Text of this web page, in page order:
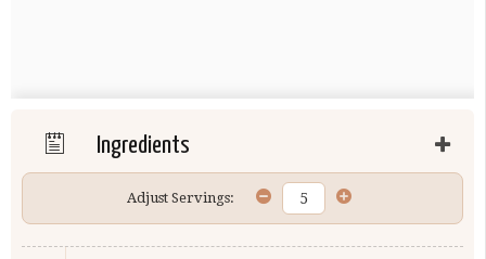
Ingredients
Adjust Servings: